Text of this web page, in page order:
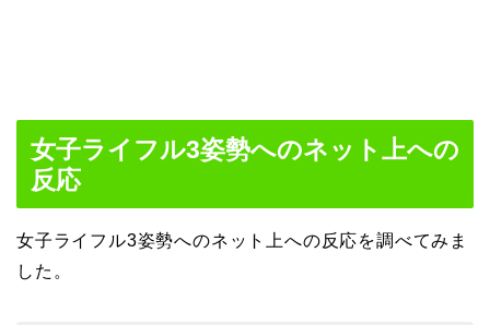
女子ライフル3姿勢へのネット上への
反応
女子ライフル3姿勢へのネット上への反応を調べてみま
した。